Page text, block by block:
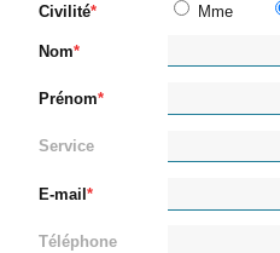
Civilité Mme
Nom
Prénom
Service
E-mail
Téléphone